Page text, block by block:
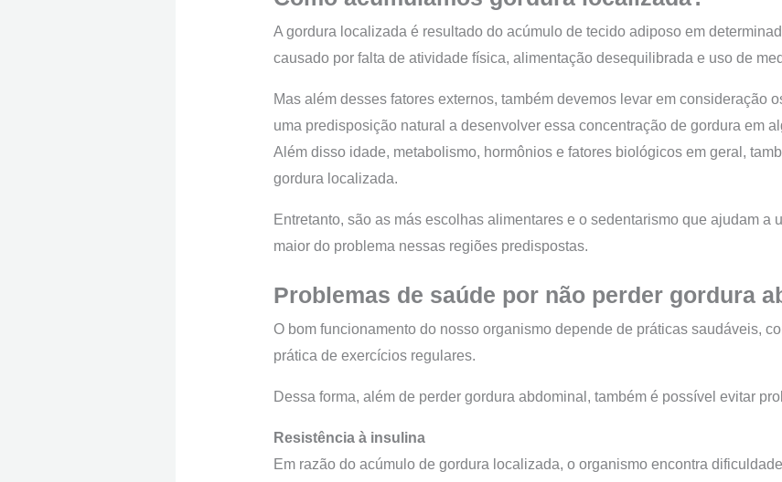
A gordura localizada é resultado do acúmulo de tecido adiposo em
causado por falta de atividade física, alimentação desequilibrada e uso de
Mas além desses fatores externos, também devemos levar em consideração
uma predisposição natural a desenvolver essa concentração de gordura em
Além disso idade, metabolismo, hormônios e fatores biológicos em geral,
gordura localizada.
Entretanto, são as más escolhas alimentares e o sedentarismo que ajudam a
maior do problema nessas regiões predispostas.
Problemas de saúde por não perder gordura
O bom funcionamento do nosso organismo depende de práticas saudáveis,
prática de exercícios regulares.
Dessa forma, além de perder gordura abdominal, também é possível evitar
Resistência à insulina
Em razão do acúmulo de gordura localizada, o organismo encontra